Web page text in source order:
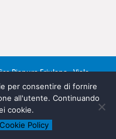
Pianura Friulana - Viale
- tel. 0432 275311 - fax.
policy
per consentire di fornire
all'utente. Continuando
cookie.
Policy